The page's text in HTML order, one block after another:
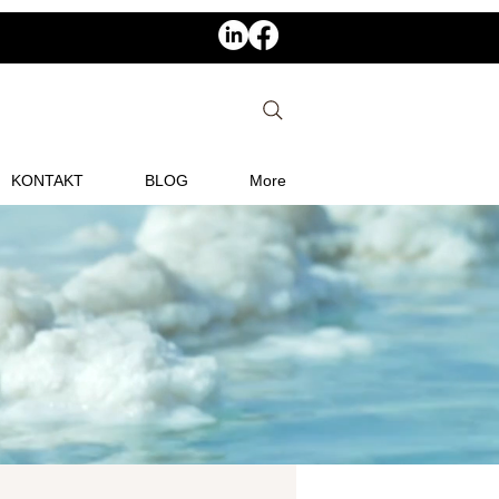
KONTAKT BLOG More